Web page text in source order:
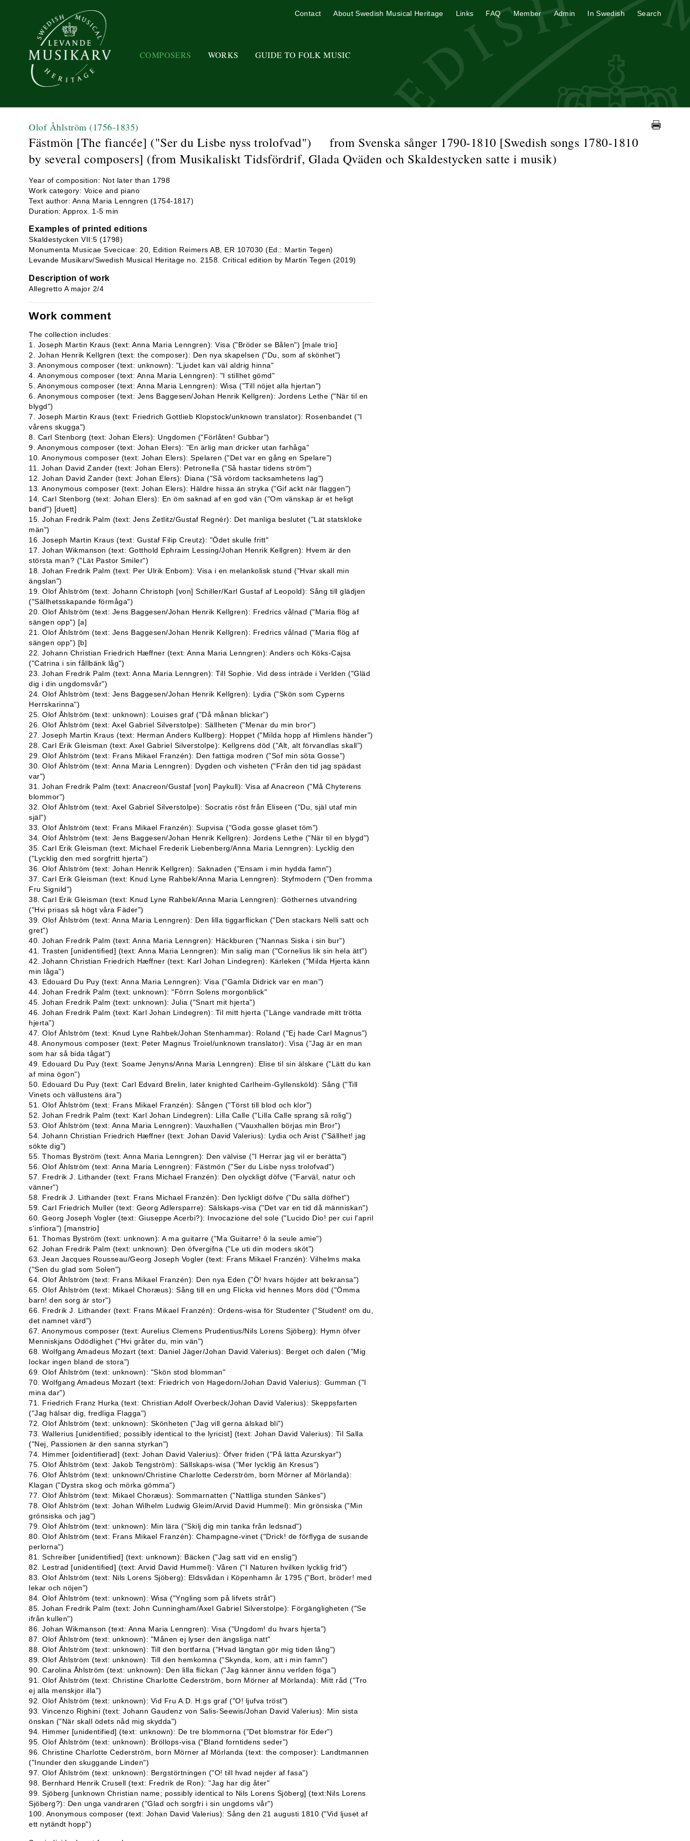
COMPOSERS WORKS GUIDE TO FOLK MUSIC
Contact About Swedish Musical Heritage Links FAQ Member Admin In Swedish Search
Olof Åhlström (1756-1835)
Fästmön [The fiancée] ("Ser du Lisbe nyss trolofvad") from Svenska sånger 1790-1810 [Swedish songs 1780-1810
by several composers] (from Musikaliskt Tidsfördrif, Glada Qväden och Skaldestycken satte i musik)
Year of composition: Not later than 1798
Work category: Voice and piano
Text author: Anna Maria Lenngren (1754-1817)
Duration: Approx. 1-5 min
Examples of printed editions
Skaldestycken VII:5 (1798)
Monumenta Musicae Svecicae: 20, Edition Reimers AB, ER 107030 (Ed.: Martin Tegen)
Levande Musikarv/Swedish Musical Heritage no. 2158. Critical edition by Martin Tegen (2019)
Description of work
Allegretto A major 2/4
Work comment
The collection includes:
1. Joseph Martin Kraus (text: Anna Maria Lenngren): Visa ("Bröder se Bålen") [male trio]
2. Johan Henrik Kellgren (text: the composer): Den nya skapelsen ("Du, som af skönhet")
3. Anonymous composer (text: unknown): "Ljudet kan väl aldrig hinna"
4. Anonymous composer (text: Anna Maria Lenngren): "I stillhet gömd"
5. Anonymous composer (text: Anna Maria Lenngren): Wisa ("Till nöjet alla hjertan")
6. Anonymous composer (text: Jens Baggesen/Johan Henrik Kellgren): Jordens Lethe ("När til en
blygd")
7. Joseph Martin Kraus (text: Friedrich Gottlieb Klopstock/unknown translator): Rosenbandet ("I
vårens skugga")
8. Carl Stenborg (text: Johan Elers): Ungdomen ("Förlåten! Gubbar")
9. Anonymous composer (text: Johan Elers): "En ärlig man dricker utan farhåga"
10. Anonymous composer (text: Johan Elers): Spelaren ("Det var en gång en Spelare")
11. Johan David Zander (text: Johan Elers): Petronella ("Så hastar tidens ström")
12. Johan David Zander (text: Johan Elers): Diana ("Så vördom tacksamhetens lag")
13. Anonymous composer (text: Johan Elers): Häldre hissa än stryka ("Gif ackt när flaggen")
14. Carl Stenborg (text: Johan Elers): En öm saknad af en god vän ("Om vänskap är et heligt
band") [duett]
15. Johan Fredrik Palm (text: Jens Zetlitz/Gustaf Regnér): Det manliga beslutet ("Lät statskloke
män")
16. Joseph Martin Kraus (text: Gustaf Filip Creutz): "Ödet skulle fritt"
17. Johan Wikmanson (text: Gotthold Ephraim Lessing/Johan Henrik Kellgren): Hvem är den
största man? ("Lät Pastor Smiler")
18. Johan Fredrik Palm (text: Per Ulrik Enbom): Visa i en melankolisk stund ("Hvar skall min
ängslan")
19. Olof Åhlström (text: Johann Christoph [von] Schiller/Karl Gustaf af Leopold): Sång till glädjen
("Sällhetsskapande förmåga")
20. Olof Åhlström (text: Jens Baggesen/Johan Henrik Kellgren): Fredrics vålnad ("Maria flög af
sängen opp") [a]
21. Olof Åhlström (text: Jens Baggesen/Johan Henrik Kellgren): Fredrics vålnad ("Maria flög af
sängen opp") [b]
22. Johann Christian Friedrich Hæffner (text: Anna Maria Lenngren): Anders och Köks-Cajsa
("Catrina i sin fållbänk låg")
23. Johan Fredrik Palm (text: Anna Maria Lenngren): Till Sophie. Vid dess inträde i Verlden ("Gläd
dig i din ungdomsvår")
24. Olof Åhlström (text: Jens Baggesen/Johan Henrik Kellgren): Lydia ("Skön som Cyperns
Herrskarinna")
25. Olof Åhlström (text: unknown): Louises graf ("Då månan blickar")
26. Olof Åhlström (text: Axel Gabriel Silverstolpe): Sällheten ("Menar du min bror")
27. Joseph Martin Kraus (text: Herman Anders Kullberg): Hoppet ("Milda hopp af Himlens händer")
28. Carl Erik Gleisman (text: Axel Gabriel Silverstolpe): Kellgrens död ("Alt, alt förvandlas skall")
29. Olof Åhlström (text: Frans Mikael Franzén): Den fattiga modren ("Sof min söta Gosse")
30. Olof Åhlström (text: Anna Maria Lenngren): Dygden och visheten ("Från den tid jag spädast
var")
31. Johan Fredrik Palm (text: Anacreon/Gustaf [von] Paykull): Visa af Anacreon ("Må Chyterens
blommor")
32. Olof Åhlström (text: Axel Gabriel Silverstolpe): Socratis röst från Eliseen ("Du, själ utaf min
själ")
33. Olof Åhlström (text: Frans Mikael Franzén): Supvisa ("Goda gosse glaset töm")
34. Olof Åhlström (text: Jens Baggesen/Johan Henrik Kellgren): Jordens Lethe ("När til en blygd")
35. Carl Erik Gleisman (text: Michael Frederik Liebenberg/Anna Maria Lenngren): Lycklig den
("Lycklig den med sorgfritt hjerta")
36. Olof Åhlström (text: Johan Henrik Kellgren): Saknaden ("Ensam i min hydda famn")
37. Carl Erik Gleisman (text: Knud Lyne Rahbek/Anna Maria Lenngren): Styfmodern ("Den fromma
Fru Signild")
38. Carl Erik Gleisman (text: Knud Lyne Rahbek/Anna Maria Lenngren): Göthernes utvandring
("Hvi prisas så högt våra Fäder")
39. Olof Åhlström (text: Anna Maria Lenngren): Den lilla tiggarflickan ("Den stackars Nelli satt och
gret")
40. Johan Fredrik Palm (text: Anna Maria Lenngren): Häckburen ("Nannas Siska i sin bur")
41. Trasten [unidentified] (text: Anna Maria Lenngren): Min salig man ("Cornelius lik sin hela ätt")
42. Johann Christian Friedrich Hæffner (text: Karl Johan Lindegren): Kärleken ("Milda Hjerta känn
min låga")
43. Edouard Du Puy (text: Anna Maria Lenngren): Visa ("Gamla Didrick var en man")
44. Johan Fredrik Palm (text: unknown): "Förrn Solens morgonblick"
45. Johan Fredrik Palm (text: unknown): Julia ("Snart mit hjerta")
46. Johan Fredrik Palm (text: Karl Johan Lindegren): Til mitt hjerta ("Länge vandrade mitt trötta
hjerta")
47. Olof Åhlström (text: Knud Lyne Rahbek/Johan Stenhammar): Roland ("Ej hade Carl Magnus")
48. Anonymous composer (text: Peter Magnus Troiel/unknown translator): Visa ("Jag är en man
som har så bida tågat")
49. Edouard Du Puy (text: Soame Jenyns/Anna Maria Lenngren): Elise til sin älskare ("Lätt du kan
af mina ögon")
50. Edouard Du Puy (text: Carl Edvard Brelin, later knighted Carlheim-Gyllensköld): Sång ("Till
Vinets och vällustens ära")
51. Olof Åhlström (text: Frans Mikael Franzén): Sången ("Törst till blod och klor")
52. Johan Fredrik Palm (text: Karl Johan Lindegren): Lilla Calle ("Lilla Calle sprang så rolig")
53. Olof Åhlström (text: Anna Maria Lenngren): Vauxhallen ("Vauxhallen börjas min Bror")
54. Johann Christian Friedrich Hæffner (text: Johan David Valerius): Lydia och Arist ("Sällhet! jag
sökte dig")
55. Thomas Byström (text: Anna Maria Lenngren): Den välvise ("I Herrar jag vil er berätta")
56. Olof Åhlström (text: Anna Maria Lenngren): Fästmön ("Ser du Lisbe nyss trolofvad")
57. Fredrik J. Lithander (text: Frans Michael Franzén): Den olyckligt döfve ("Farväl, natur och
vänner")
58. Fredrik J. Lithander (text: Frans Michael Franzén): Den lyckligt döfve ("Du sälla döfhet")
59. Carl Friedrich Muller (text: Georg Adlersparre): Sälskaps-visa ("Det var en tid då människan")
60. Georg Joseph Vogler (text: Giuseppe Acerbi?): Invocazione del sole ("Lucido Dio! per cui l'april
s'infiora") [manstrio]
61. Thomas Byström (text: unknown): A ma guitarre ("Ma Guitarre! ô la seule amie")
62. Johan Fredrik Palm (text: unknown): Den öfvergifna ("Le uti din moders sköt")
63. Jean Jacques Rousseau/Georg Joseph Vogler (text: Frans Mikael Franzén): Vilhelms maka
("Sen du glad som Solen")
64. Olof Åhlström (text: Frans Mikael Franzén): Den nya Eden ("Ö! hvars höjder att bekransa")
65. Olof Åhlström (text: Mikael Choræus): Sång till en ung Flicka vid hennes Mors död ("Ömma
barn! den sorg är stor")
66. Fredrik J. Lithander (text: Frans Mikael Franzén): Ordens-wisa för Studenter ("Student! om du,
det namnet värd")
67. Anonymous composer (text: Aurelius Clemens Prudentius/Nils Lorens Sjöberg): Hymn öfver
Menniskjans Odödlighet ("Hvi gråter du, min vän")
68. Wolfgang Amadeus Mozart (text: Daniel Jäger/Johan David Valerius): Berget och dalen ("Mig
lockar ingen bland de stora")
69. Olof Åhlström (text: unknown): "Skön stod blomman"
70. Wolfgang Amadeus Mozart (text: Friedrich von Hagedorn/Johan David Valerius): Gumman ("I
mina dar")
71. Friedrich Franz Hurka (text: Christian Adolf Overbeck/Johan David Valerius): Skeppsfarten
("Jag hälsar dig, fredliga Flagga")
72. Olof Åhlström (text: unknown): Skönheten ("Jag vill gerna älskad bli")
73. Wallerius [unidentified; possibly identical to the lyricist] (text: Johan David Valerius): Til Salla
("Nej, Passionen är den sanna styrkan")
74. Himmer [oidentifierad] (text: Johan David Valerius): Öfver friden ("På lätta Azurskyar")
75. Olof Åhlström (text: Jakob Tengström): Sällskaps-wisa ("Mer lycklig än Kresus")
76. Olof Åhlström (text: unknown/Christine Charlotte Cederström, born Mörner af Mörlanda):
Klagan ("Dystra skog och mörka gömma")
77. Olof Åhlström (text: Mikael Choræus): Sommarnatten ("Nattliga stunden Sänkes")
78. Olof Åhlström (text: Johan Wilhelm Ludwig Gleim/Arvid David Hummel): Min grönsiska ("Min
grönsiska och jag")
79. Olof Åhlström (text: unknown): Min lära ("Skilj dig min tanka från ledsnad")
80. Olof Åhlström (text: Frans Mikael Franzén): Champagne-vinet ("Drick! de förflyga de susande
perlorna")
81. Schreiber [unidentified] (text: unknown): Bäcken ("Jag satt vid en enslig")
82. Lestrad [unidentified] (text: Arvid David Hummel): Våren ("I Naturen hvilken lycklig frid")
83. Olof Åhlström (text: Nils Lorens Sjöberg): Eldsvådan i Köpenhamn år 1795 ("Bort, bröder! med
lekar och nöjen")
84. Olof Åhlström (text: unknown): Wisa ("Yngling som på lifvets stråt")
85. Johan Fredrik Palm (text: John Cunningham/Axel Gabriel Silverstolpe): Förgängligheten ("Se
ifrån kullen")
86. Johan Wikmanson (text: Anna Maria Lenngren): Visa ("Ungdom! du hvars hjerta")
87. Olof Åhlström (text: unknown): "Månen ej lyser den ängsliga natt"
88. Olof Åhlström (text: unknown): Till den bortfarna ("Hvad längtan gör mig tiden lång")
89. Olof Åhlström (text: unknown): Till den hemkomna ("Skynda, kom, att i min famn")
90. Carolina Åhlström (text: unknown): Den lilla flickan ("Jag känner ännu verlden föga")
91. Olof Åhlström (text: Christine Charlotte Cederström, born Mörner af Mörlanda): Mitt råd ("Tro
ej alla menskjor illa")
92. Olof Åhlström (text: unknown): Vid Fru A.D. H:gs graf ("O! ljufva tröst")
93. Vincenzo Righini (text: Johann Gaudenz von Salis-Seewis/Johan David Valerius): Min sista
önskan ("När skall ödets nåd mig skydda")
94. Himmer [unidentified] (text: unknown): De tre blommorna ("Det blomstrar för Eder")
95. Olof Åhlström (text: unknown): Bröllops-visa ("Bland forntidens seder")
96. Christine Charlotte Cederström, born Mörner af Mörlanda (text: the composer): Landtmannen
("Inunder den skuggande Linden")
97. Olof Åhlström (text: unknown): Bergstörtningen ("O! till hvad nejder af fasa")
98. Bernhard Henrik Crusell (text: Fredrik de Ron): "Jag har dig åter"
99. Sjöberg [unknown Christian name; possibly identical to Nils Lorens Sjöberg] (text:Nils Lorens
Sjöberg?): Den unga vandraren ("Glad och sorgfri i sin ungdoms vår")
100. Anonymous composer (text: Johan David Valerius): Sång den 21 augusti 1810 ("Vid ljuset af
ett nytändt hopp")